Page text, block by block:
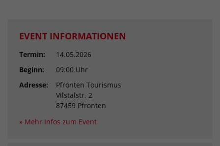
EVENT INFORMATIONEN
Termin:
14.05.2026
Beginn:
09:00 Uhr
Adresse:
Pfronten Tourismus
Vilstalstr. 2
87459 Pfronten
» Mehr Infos zum Event